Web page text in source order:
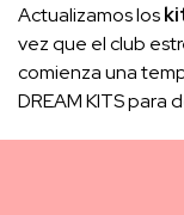
Actualizamos los
vez que el club
comienza una
DREAM KITS para